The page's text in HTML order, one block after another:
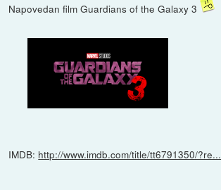
Napovedan film Guardians of the Galaxy 3
IMDB: http://www.imdb.com/title/tt6791350/?re...